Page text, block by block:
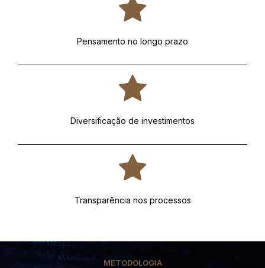
Pensamento no longo prazo
Diversificação de investimentos
Transparência nos processos
METODOLOGIA